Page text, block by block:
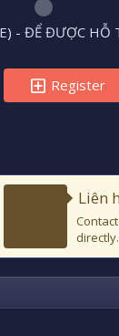
- ĐỂ ĐƯỢC HỖ
Register
Liên
directly.